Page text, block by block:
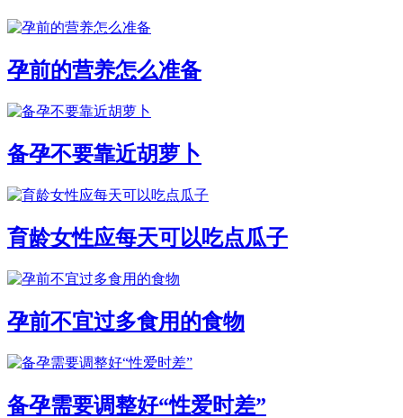
孕前的营养怎么准备
备孕不要靠近胡萝卜
育龄女性应每天可以吃点瓜子
孕前不宜过多食用的食物
备孕需要调整好“性爱时差”